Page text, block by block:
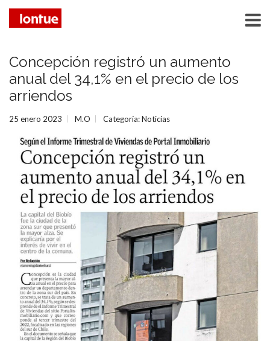
Concepción registró un aumento
anual del 34,1% en el precio de los
arriendos
25 enero 2023 M.O Categoría:Noticias